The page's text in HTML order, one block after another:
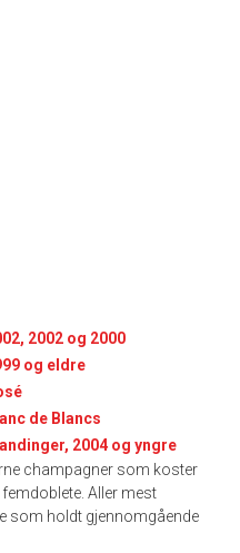
2002 og 2000
og eldre
de Blancs
2004 og yngre
champagner som koster
Aller mest
som holdt gjennomgående